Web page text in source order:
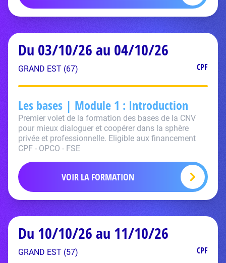
Du 03/10/26 au 04/10/26
GRAND EST (67) CPF
Les bases | Module 1 : Introduction
Premier volet de la formation des bases de la CNV
pour mieux dialoguer et coopérer dans la sphère
privée et professionnelle. Eligible aux financement
CPF - OPCO - FSE
VOIR LA FORMATION
Du 10/10/26 au 11/10/26
GRAND EST (57) CPF